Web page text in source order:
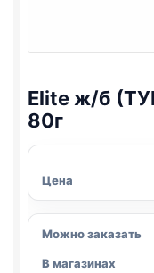
Elite ж/б
80г
Цена
Можно заказать
В магазинах